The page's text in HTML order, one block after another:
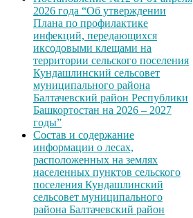
2026 года “Об утверждении
Плана по профилактике
инфекций, передающихся
иксодовыми клещами на
территории сельского поселения
Кундашлинский сельсовет
муниципального района
Балтачевский район Республики
Башкортостан на 2026 – 2027
годы”
Состав и содержание
информации о лесах,
расположенных на землях
населенных пунктов сельского
поселения Кундашлинский
сельсовет муниципального
района Балтачевский район